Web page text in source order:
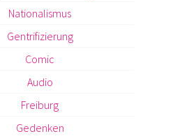
Nationalismus
Gentrifizierung
Comic
Audio
Freiburg
Gedenken